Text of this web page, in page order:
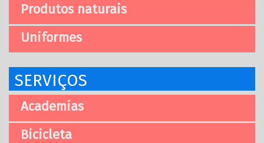
Produtos naturais
Uniformes
SERVIÇOS
Academias
Bicicleta